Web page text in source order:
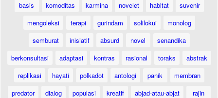
basis
komoditas karmina novelet habitat
suvenir
mengoleksi
terapi gurindam solilokui
monolog
semburat
inisiatif absurd novel
senandika
berkonsultasi
adaptasi kontras rasional toraks
abstrak
replikasi
hayati polkadot antologi panik
membran
predator
dialog populasi kreatif abjad-atau-abjat
rajin